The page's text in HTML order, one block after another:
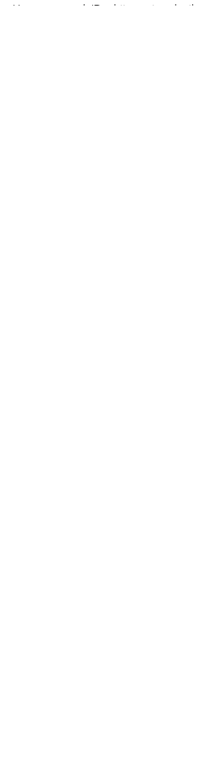
Haar antwoord: ‘Dat hij me ziet, dat ik